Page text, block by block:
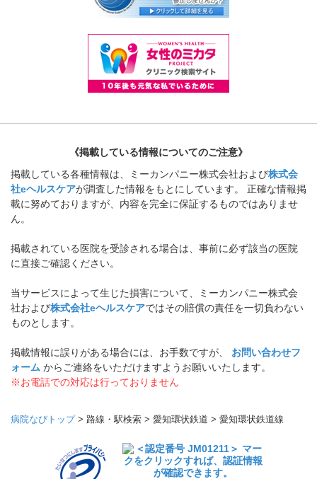
《掲載している情報についてのご注意》
掲載している各種情報は、ミーカンパニー株式会社および株式会
社eヘルスケアが調査した情報をもとにしています。 正確な情報掲
載に努めておりますが、内容を完全に保証するものではありませ
ん。
掲載されている医院を受診される場合は、事前に必ず該当の医院
に直接ご確認ください。
当サービスによって生じた損害について、ミーカンパニー株式会
社および株式会社eヘルスケアではその賠償の責任を一切負わない
ものとします。
掲載情報に誤りがある場合には、お手数ですが、 お問い合わせフ
ォーム からご連絡をいただけますようお願いいたします。
※お電話での対応は行っておりません
病院なびトップ> 路線・駅検索 > 愛知環状鉄道 > 愛知環状鉄道線